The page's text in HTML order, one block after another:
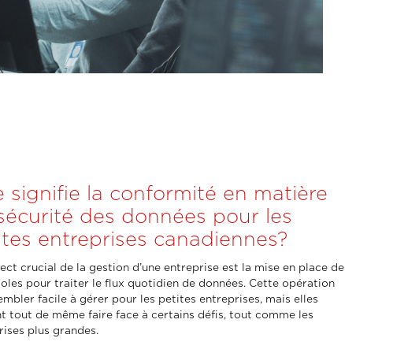
signifie la conformité en matière
des données pour les
entreprises canadiennes?
crucial de la gestion d’une entreprise est la mise en place de
pour traiter le flux quotidien de données. Cette opération
facile à gérer pour les petites entreprises, mais elles
tout de même faire face à certains défis, tout comme les
plus grandes.